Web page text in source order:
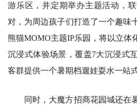
游乐区，并定期举办主题活动，
对，为周边孩子们打造了一个趣味
熊猫MOMO主题IP乐园，将以立体
沉浸式体验场景，覆盖7大沉浸式
客群提供一个暑期档遛娃耍水一站
同时，大魔方招商花园城还在